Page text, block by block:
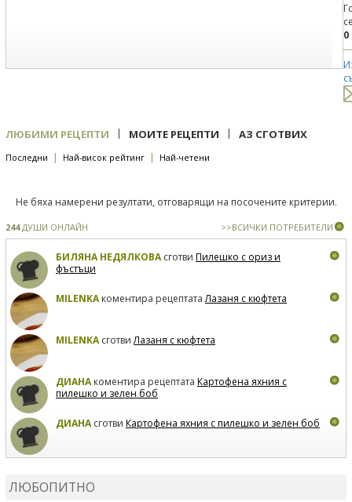
0
ЛЮБИМИ РЕЦЕПТИ | МОИТЕ РЕЦЕПТИ | АЗ СГОТВИХ
Последни | Най-висок рейтинг | Най-четени
Не бяха намерени резултати, отговарящи на посочените критерии.
244ДУШИ ОНЛАЙН >>ВСИЧКИ ПОТРЕБИТЕЛИ
БИЛЯНА НЕДЯЛКОВАсготви Пилешко с ориз и
фъстъци
MILENKAкоментира рецептатаЛазаня с кюфтета
MILENKAсготвиЛазаня с кюфтета
ДИАНАкоментира рецептата Картофена яхния с
пилешко и зелен боб
ДИАНАсготви Картофена яхния с пилешко и зелен боб
ЛЮБОПИТНО